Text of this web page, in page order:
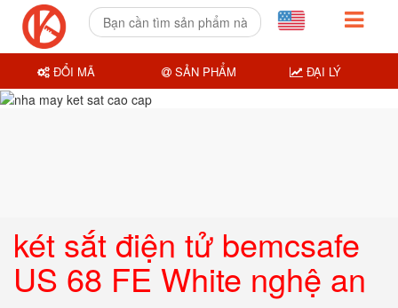
két sắt điện tử bemcsafe
US 68 FE White nghệ an
ĐỔI MÃ SẢN PHẨM ĐẠI LÝ